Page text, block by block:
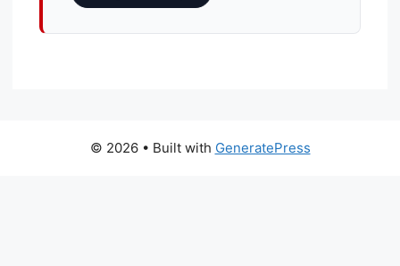
© 2026 • Built with GeneratePress